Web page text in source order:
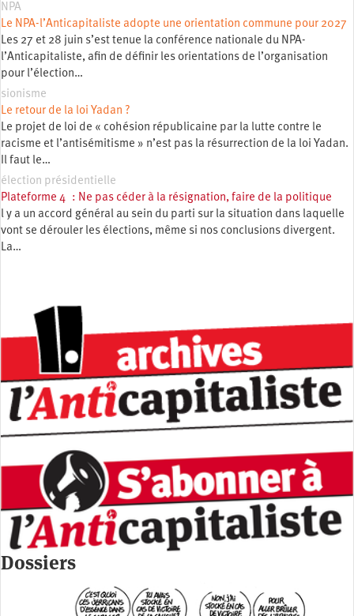
NPA
Le NPA-l’Anticapitaliste adopte une orientation commune pour 2027
Les 27 et 28 juin s’est tenue la conférence nationale du NPA-
l’Anticapitaliste, afin de définir les orientations de l’organisation
pour l’élection…
sionisme
Le retour de la loi Yadan ?
Le projet de loi de « cohésion républicaine par la lutte contre le
racisme et l’antisémitisme » n’est pas la résurrection de la loi Yadan.
Il faut le…
élection présidentielle
Plateforme 4 : Ne pas céder à la résignation, faire de la politique
l y a un accord général au sein du parti sur la situation dans laquelle
vont se dérouler les élections, même si nos conclusions divergent.
La…
Dossiers